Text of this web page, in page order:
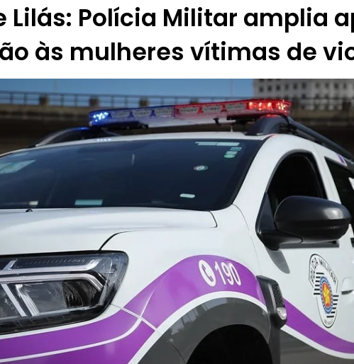
Lilás: Polícia Militar amplia
às mulheres vítimas de